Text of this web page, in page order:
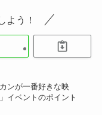
よう！
ンが一番好きな映
イベントのポイント